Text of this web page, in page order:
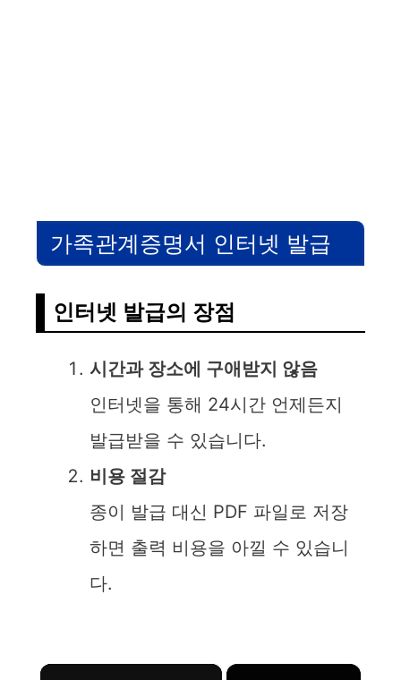
가족관계증명서 인터넷 발급
인터넷 발급의 장점
시간과 장소에 구애받지 않음
인터넷을 통해 24시간 언제든지
발급받을 수 있습니다.
비용 절감
종이 발급 대신 PDF 파일로 저장
하면 출력 비용을 아낄 수 있습니
다.
×